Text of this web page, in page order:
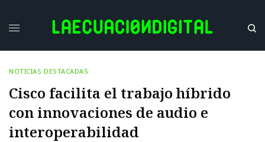
NOTICIAS DESTACADAS
Cisco facilita el trabajo híbrido
con innovaciones de audio e
interoperabilidad